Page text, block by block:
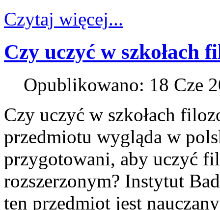
Czytaj więcej...
Czy uczyć w szkołach
Opublikowano: 18 Cze
Czy uczyć w szkołach
przedmiotu wygląda w
przygotowani, aby uczyć
rozszerzonym? Instytut
ten przedmiot jest